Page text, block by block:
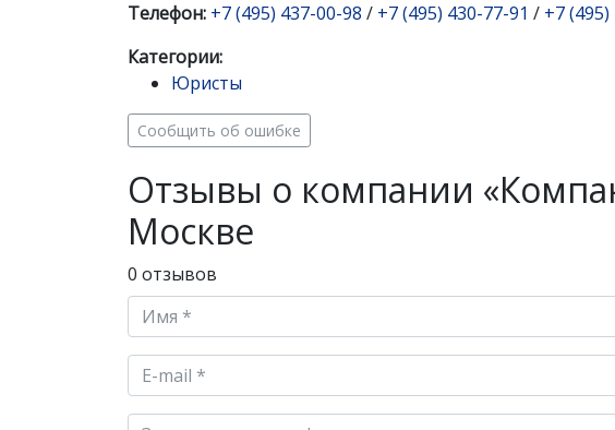
Телефон: +7 (495) 437-00-98 / +7 (495) 430-77-91 / +7 (495)
Категории:
Юристы
Сообщить об ошибке
Отзывы о компании
Москве
0 отзывов